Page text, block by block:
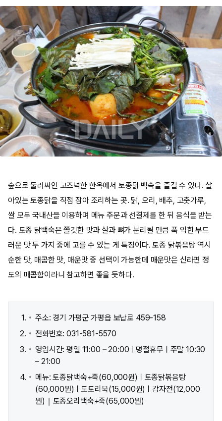
숲으로 둘러싸인 고즈넉한 한옥에서 토종닭 백숙을 즐길 수 있다. 살
아있는 토종닭을 직접 잡아 조리하는 곳. 닭, 오리, 배추, 고춧가루,
쌀 모두 국내산을 이용하며 메뉴 주문과 선결제를 한 뒤 음식을 받는
다. 토종 닭백숙은 쫄깃한 맛과 살과 뼈가 분리될 만큼 푹 익힌 부드
러운 맛 두 가지 중에 고를 수 있는 게 특징이다. 토종 닭볶음탕 역시
순한 맛, 매콤한 맛, 매운맛 중 선택이 가능한데 매운맛은 신라면 정
도의 매콤함이라니 참고하면 좋을 듯하다.
주소: 경기 가평군 가평읍 보납로 459-158
전화번호: 031-581-5570
영업시간: 평일 11:00 – 20:00ㅣ명절휴무ㅣ주말 10:30
– 21:00
메뉴: 토종닭백숙+죽(60,000원)ㅣ토종닭볶음탕
(60,000원)ㅣ도토리묵(15,000원)ㅣ감자전(12,000
원)｜토종오리백숙+죽(65,000원)